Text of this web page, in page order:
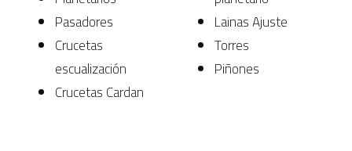
Pasadores
Crucetas
escualización
Crucetas Cardan
Lainas Ajuste
Torres
Piñones